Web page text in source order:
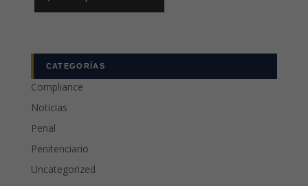
CATEGORÍAS
Compliance
Noticias
Penal
Penitenciario
Uncategorized